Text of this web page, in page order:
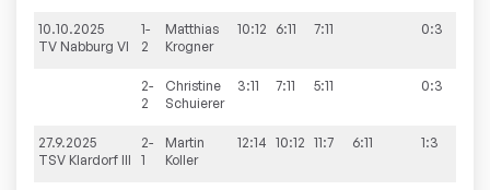
10.10.2025
TV Nabburg VI
1-
2
Matthias
Krogner
10:12 6:11 7:11 0:3
2-
2
Christine
Schuierer
3:11 7:11 5:11 0:3
27.9.2025
TSV Klardorf III
2-
1
Martin
Koller
12:14 10:12 11:7 6:11 1:3